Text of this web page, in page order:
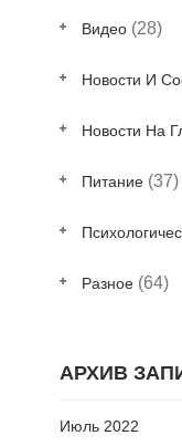
Видео (28)
Новости И
Новости На
Питание (37)
Разное (64)
АРХИВ
Июль 2022